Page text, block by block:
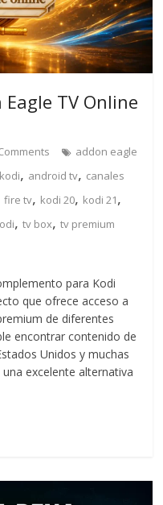
TV Online
addon eagle
, android tv, canales
fire tv, kodi 20, kodi 21,
,tv box,tv premium
para Kodi
que ofrece acceso a
de diferentes
encontrar contenido de
Unidos y muchas
excelente alternativa